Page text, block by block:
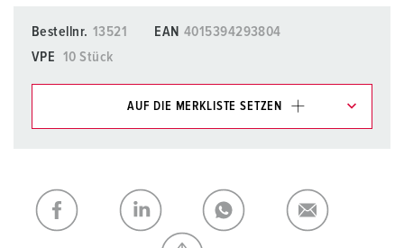
Bestellnr. 13521 EAN 4015394293804
VPE
10 Stück
AUF DIE MERKLISTE SETZEN
Meine Liste (0) HINZUFÜGEN
NEUE LISTE ERSTELLEN